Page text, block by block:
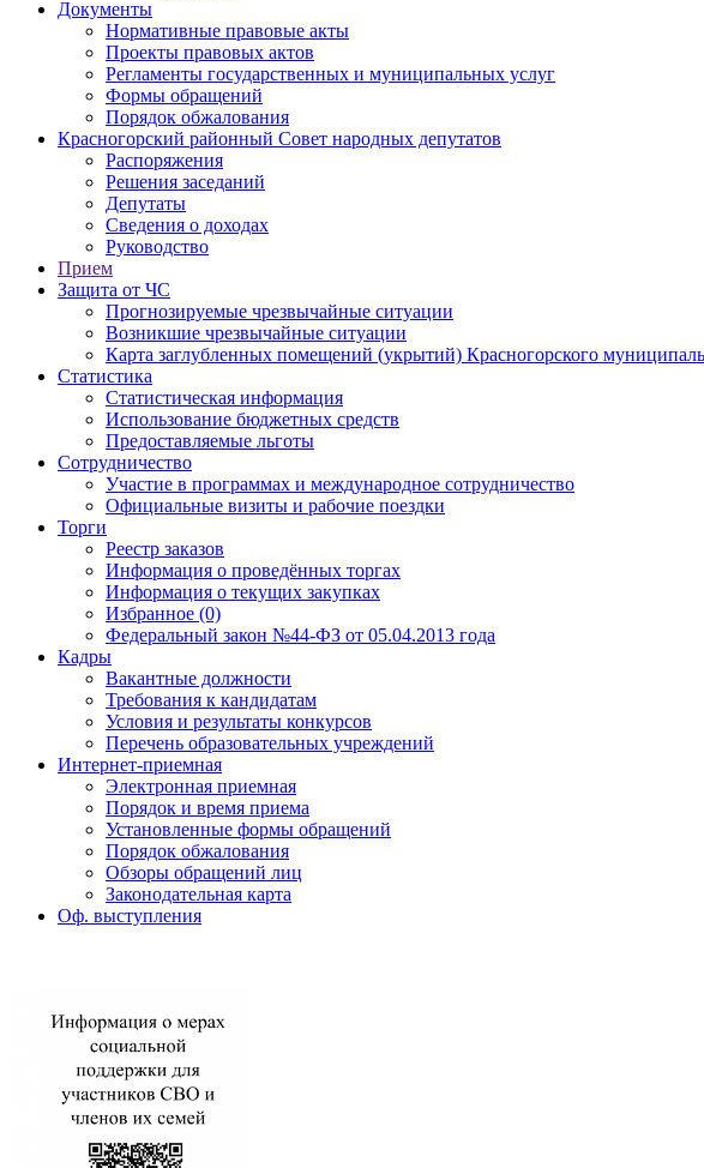
Документы
Нормативные правовые акты
Проекты правовых актов
Регламенты государственных и муниципальных услуг
Формы обращений
Порядок обжалования
Красногорский районный Совет народных депутатов
Распоряжения
Решения заседаний
Депутаты
Сведения о доходах
Руководство
Прием
Защита от ЧС
Прогнозируемые чрезвычайные ситуации
Возникшие чрезвычайные ситуации
Карта заглубленных помещений (укрытий) Красногорского
Статистика
Статистическая информация
Использование бюджетных средств
Предоставляемые льготы
Сотрудничество
Участие в программах и международное сотрудничество
Официальные визиты и рабочие поездки
Торги
Реестр заказов
Информация о проведённых торгах
Информация о текущих закупках
Избранное (0)
Федеральный закон №44-ФЗ от 05.04.2013 года
Кадры
Вакантные должности
Требования к кандидатам
Условия и результаты конкурсов
Перечень образовательных учреждений
Интернет-приемная
Электронная приемная
Порядок и время приема
Установленные формы обращений
Порядок обжалования
Обзоры обращений лиц
Законодательная карта
Оф. выступления